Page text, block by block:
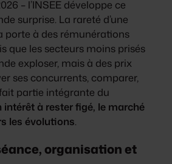
– l’INSEE développe ce
surprise. La rareté d’une
porte à des rémunérations
que les secteurs moins prisés
exploser, mais à des prix
ses concurrents, comparer,
partie intégrante du
intérêt à rester figé, le marché
les évolutions.
organisation et